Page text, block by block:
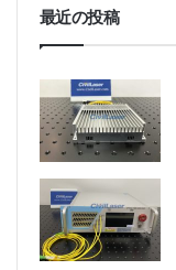
最近の投稿